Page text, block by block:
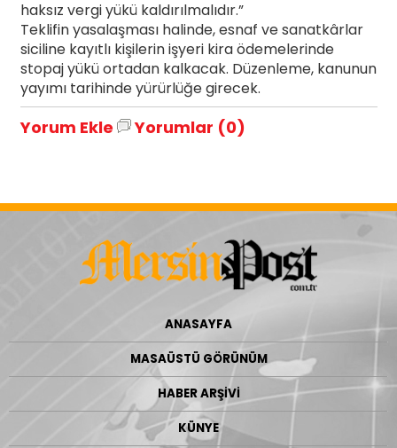
haksız vergi yükü kaldırılmalıdır.”
Teklifin yasalaşması halinde, esnaf ve sanatkârlar
siciline kayıtlı kişilerin işyeri kira ödemelerinde
stopaj yükü ortadan kalkacak. Düzenleme, kanunun
yayımı tarihinde yürürlüğe girecek.
Yorum Ekle Yorumlar (0)
ANASAYFA
MASAÜSTÜ GÖRÜNÜM
HABER ARŞİVİ
KÜNYE